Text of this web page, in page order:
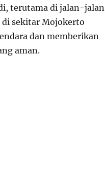
terutama di jalan-jalan
di sekitar Mojokerto
dan memberikan
aman.